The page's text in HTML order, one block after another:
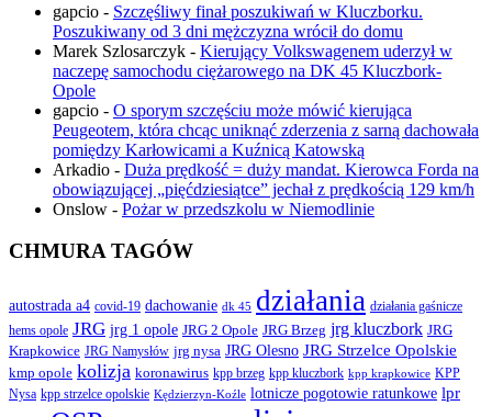
gapcio - Szczęśliwy finał poszukiwań w Kluczborku.
Poszukiwany od 3 dni mężczyzna wrócił do domu
Marek Szlosarczyk - Kierujący Volkswagenem uderzył w
naczepę samochodu ciężarowego na DK 45 Kluczbork-
Opole
gapcio - O sporym szczęściu może mówić kierująca
Peugeotem, która chcąc uniknąć zderzenia z sarną dachowała
pomiędzy Karłowicami a Kuźnicą Katowską
Arkadio - Duża prędkość = duży mandat. Kierowca Forda na
obowiązującej „pięćdziesiątce” jechał z prędkością 129 km/h
Onslow - Pożar w przedszkolu w Niemodlinie
CHMURA TAGÓW
autostrada a4 covid-19 dachowanie dk 45 działania działania gaśnicze
hems opole JRG jrg 1 opole JRG 2 Opole JRG Brzeg jrg kluczbork JRG
Krapkowice JRG Namysłów jrg nysa JRG Olesno JRG Strzelce Opolskie
kmp opole kolizja koronawirus kpp brzeg kpp kluczbork kpp krapkowice KPP
Nysa kpp strzelce opolskie Kędzierzyn-Koźle lotnicze pogotowie ratunkowe lpr